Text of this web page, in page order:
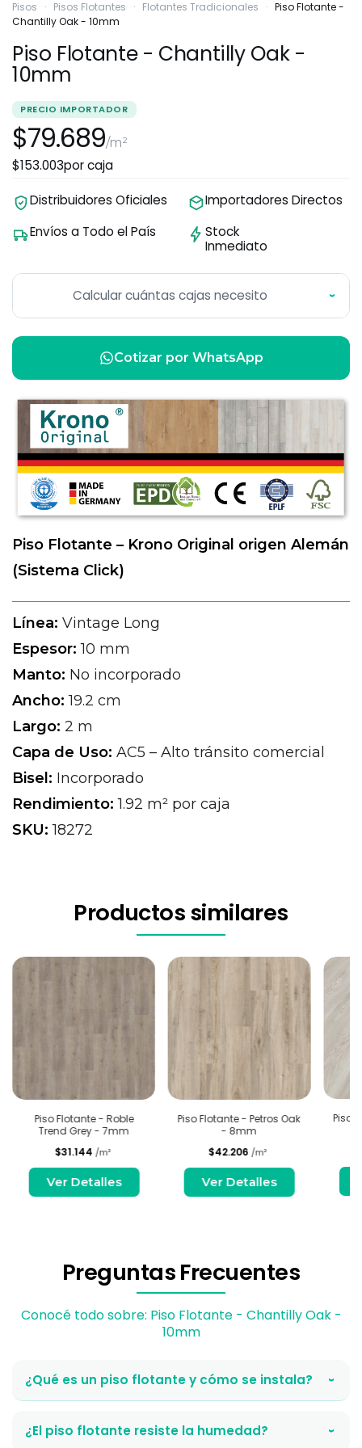
Pisos · Pisos Flotantes · Flotantes Tradicionales · Piso Flotante -
Chantilly Oak - 10mm
Piso Flotante - Chantilly Oak -
10mm
PRECIO IMPORTADOR
$79.689/m²
$153.003por caja
Distribuidores Oficiales
Importadores Directos
Envíos a Todo el País
Stock
Inmediato
Calcular cuántas cajas necesito ›
Cotizar por WhatsApp
Piso Flotante – Krono Original origen Alemán
(Sistema Click)
Línea: Vintage Long
Espesor: 10 mm
Manto: No incorporado
Ancho: 19.2 cm
Largo: 2 m
Capa de Uso: AC5 – Alto tránsito comercial
Bisel: Incorporado
Rendimiento: 1.92 m² por caja
SKU: 18272
Productos similares
Piso Flotante - Roble
Trend Grey - 7mm
$31.144 /m²
Ver Detalles
Piso Flotante - Petros Oak
- 8mm
$42.206/m²
Ver Detalles
Piso
Preguntas Frecuentes
Conocé todo sobre: Piso Flotante - Chantilly Oak -
10mm
¿Qué es un piso flotante y cómo se instala? ›
¿El piso flotante resiste la humedad? ›